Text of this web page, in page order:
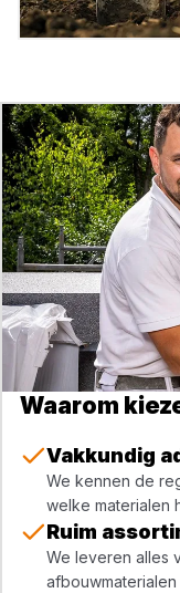
Waarom
Vakkundig
We kennen de
welke materialen
Ruim
We leveren alles